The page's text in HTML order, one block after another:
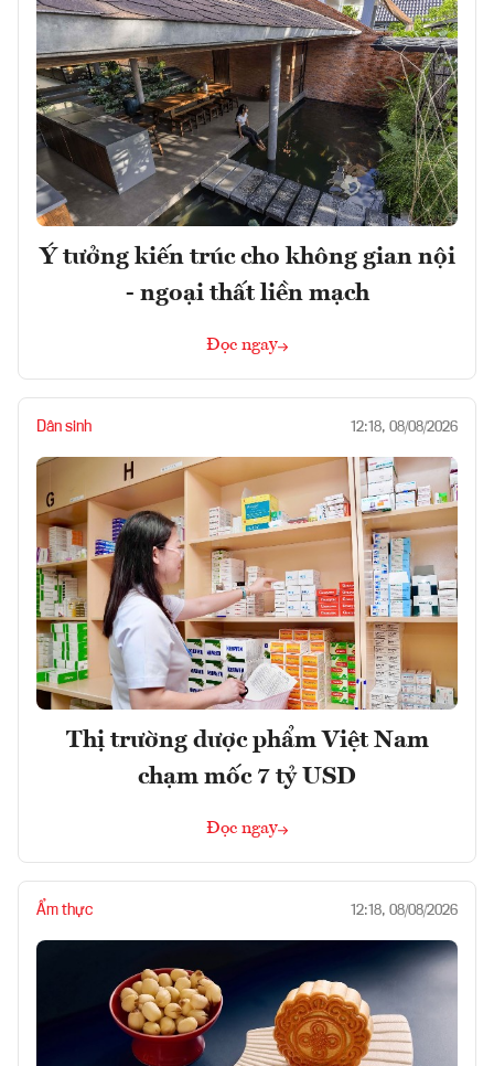
Ý tưởng kiến trúc cho không gian nội
- ngoại thất liền mạch
Đọc ngay
Dân sinh 12:18, 08/08/2026
Thị trường dược phẩm Việt Nam
chạm mốc 7 tỷ USD
Đọc ngay
Ẩm thực 12:18, 08/08/2026